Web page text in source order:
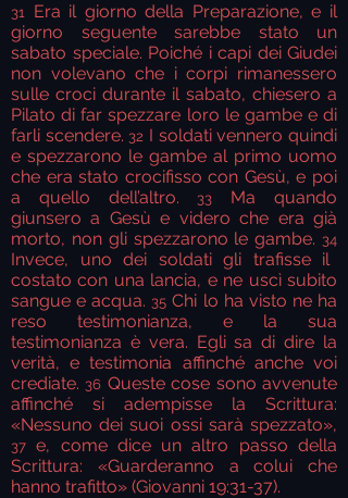
31
Era il giorno della Preparazione, e il
giorno seguente sarebbe stato un
sabato speciale. Poiché i capi dei Giudei
non volevano che i corpi rimanessero
sulle croci durante il sabato, chiesero a
Pilato di far spezzare loro le gambe e di
farli scendere. 32 I soldati vennero quindi
e spezzarono le gambe al primo uomo
che era stato crocifisso con Gesù, e poi
a quello dell’altro.
33
Ma quando
giunsero a Gesù e videro che era già
morto, non gli spezzarono le gambe. 34
Invece, uno dei soldati gli trafisse il
costato con una lancia, e ne uscì subito
sangue e acqua. 35 Chi lo ha visto ne ha
reso testimonianza, e la sua
testimonianza è vera. Egli sa di dire la
verità, e testimonia affinché anche voi
crediate. 36 Queste cose sono avvenute
affinché si adempisse la Scrittura:
«Nessuno dei suoi ossi sarà spezzato»,
37 e, come dice un altro passo della
Scrittura: «Guarderanno a colui che
hanno trafitto» (Giovanni 19:31-37).